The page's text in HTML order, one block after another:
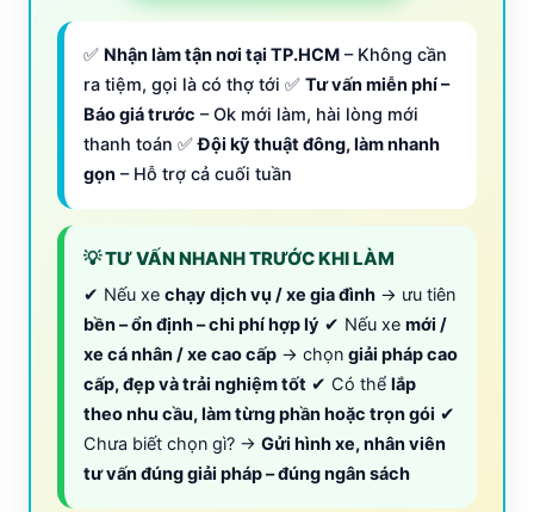
✅ Nhận làm tận nơi tại TP.HCM – Không cần
ra tiệm, gọi là có thợ tới ✅ Tư vấn miễn phí –
Báo giá trước – Ok mới làm, hài lòng mới
thanh toán ✅Đội kỹ thuật đông, làm nhanh
gọn – Hỗ trợ cả cuối tuần
💡 TƯ VẤN NHANH TRƯỚC KHI LÀM
✔ Nếu xe chạy dịch vụ / xe gia đình → ưu tiên
bền – ổn định – chi phí hợp lý ✔ Nếu xe mới /
xe cá nhân / xe cao cấp → chọn giải pháp cao
cấp, đẹp và trải nghiệm tốt ✔ Có thể lắp
theo nhu cầu, làm từng phần hoặc trọn gói ✔
Chưa biết chọn gì? → Gửi hình xe, nhân viên
tư vấn đúng giải pháp – đúng ngân sách